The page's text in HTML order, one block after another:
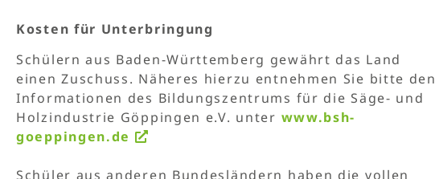
Kosten für Unterbringung
Schülern aus Baden-Württemberg gewährt das Land
einen Zuschuss. Näheres hierzu entnehmen Sie bitte den
Informationen des Bildungszentrums für die Säge- und
Holzindustrie Göppingen e.V. unter www.bsh-
goeppingen.de
Schüler aus anderen Bundesländern haben die vollen